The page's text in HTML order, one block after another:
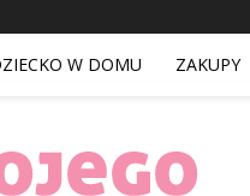
W DOMU ZAKUPY